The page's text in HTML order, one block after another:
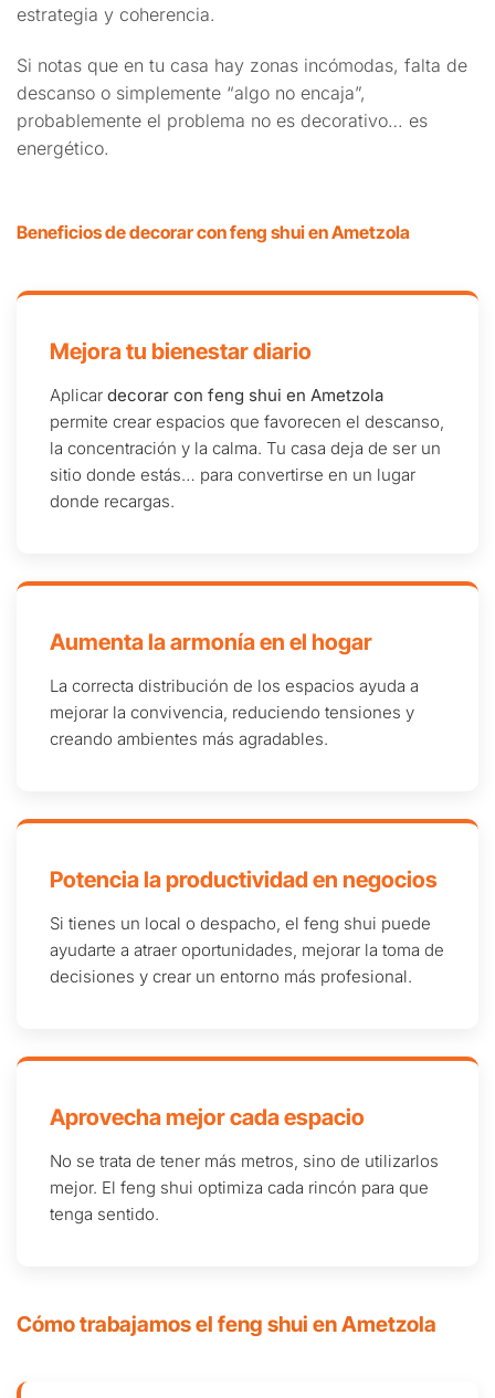
estrategia y coherencia.
Si notas que en tu casa hay zonas incómodas, falta de
descanso o simplemente “algo no encaja”,
probablemente el problema no es decorativo… es
energético.
Beneficios de decorar con feng shui en Ametzola
Mejora tu bienestar diario
Aplicar decorar con feng shui en Ametzola
permite crear espacios que favorecen el descanso,
la concentración y la calma. Tu casa deja de ser un
sitio donde estás… para convertirse en un lugar
donde recargas.
Aumenta la armonía en el hogar
La correcta distribución de los espacios ayuda a
mejorar la convivencia, reduciendo tensiones y
creando ambientes más agradables.
Potencia la productividad en negocios
Si tienes un local o despacho, el feng shui puede
ayudarte a atraer oportunidades, mejorar la toma de
decisiones y crear un entorno más profesional.
Aprovecha mejor cada espacio
No se trata de tener más metros, sino de utilizarlos
mejor. El feng shui optimiza cada rincón para que
tenga sentido.
Cómo trabajamos el feng shui en Ametzola